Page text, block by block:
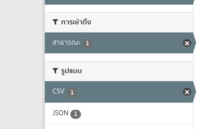
การเข้าถึง
สาธารณะ 1
รูปแบบ
CSV 1
JSON 1